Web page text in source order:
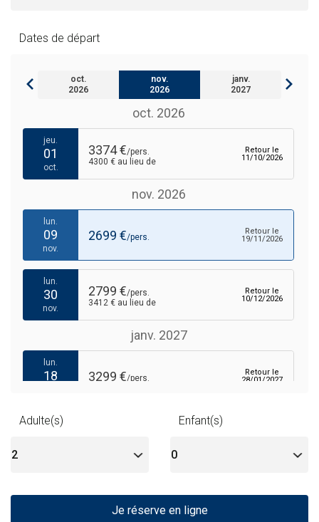
Dates de départ
oct.
2026
nov.
2026
janv.
2027
oct. 2026
jeu.
01
oct.
3374 €/pers.
4300 € au lieu de
Retour le
11/10/2026
nov. 2026
lun.
09
nov.
2699 €/pers.
Retour le
19/11/2026
lun.
30
nov.
2799 €/pers.
3412 € au lieu de
Retour le
10/12/2026
janv. 2027
lun.
18 3299 €/pers.
Retour le
28/01/2027
févr. 2027
/pers.
3399 €
Adulte(s) Enfant(s)
Je réserve en ligne